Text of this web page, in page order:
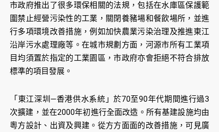
市政府推出了很多環保相關的法規，包括在水庫區保護範
圍禁止經營污染性的工業，關閉養豬場和餐飲場所，並進
行多項環境改善措施，例如加快農業污染治理及推進東江
沿岸污水處理廠等。在城市規劃方面，河源市所有工業項
目均須置於指定的工業園區，市政府亦會拒絕不符合排放
標準的項目發展。
「東江深圳—香港供水系統」於70至90年代期間進行過3
次擴建，並在2000年初進行全面改造。所有基建設施均由
粵方設計、出資及興建。從方方面面的改善措施，可見廣